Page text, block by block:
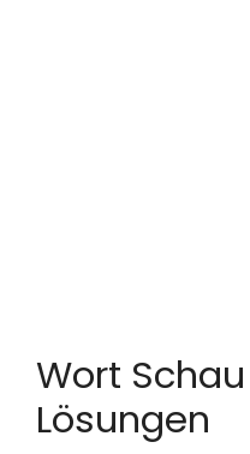
Wort Schau
Lösungen